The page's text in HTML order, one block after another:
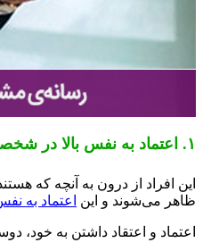
۱. اعتماد به نفس بالا در شخصیت کاریزماتیک
این افراد از درون به آنچه که
ظاهر می‌شوند و این
اعتماد به
اعتماد و اعتقاد داشتن به